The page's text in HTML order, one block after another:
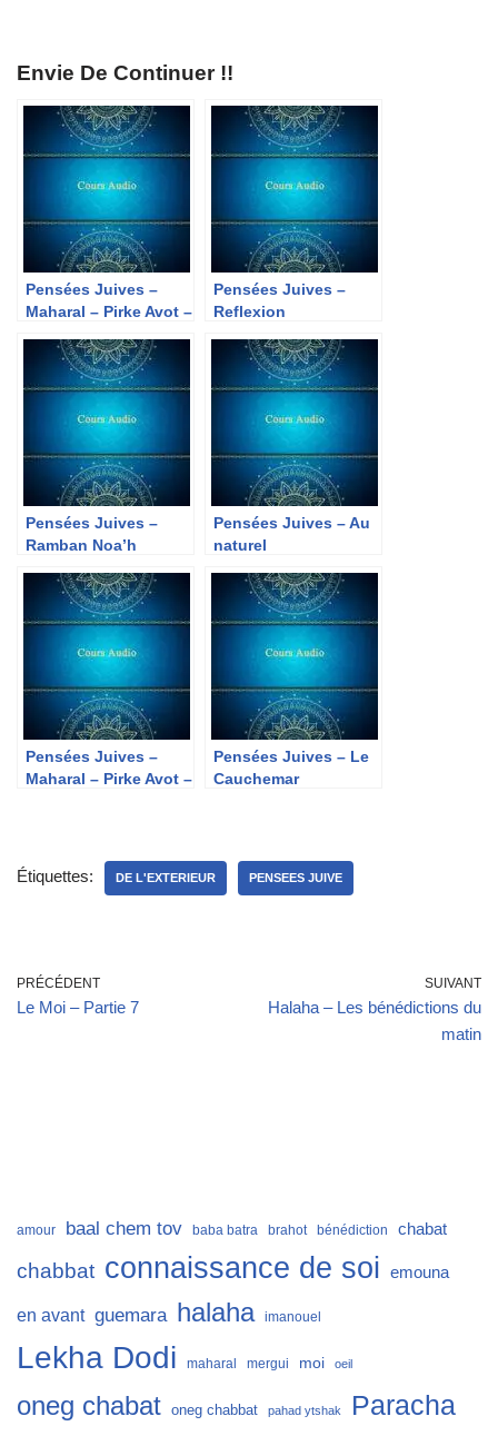
Envie De Continuer !!
Pensées Juives –
Maharal – Pirke Avot –
18Pensées Juives –
Pensées Juives –
Reflexion
Pensées Juives –
Ramban Noa’h
Pensées Juives – Au
naturel
Pensées Juives –
Maharal – Pirke Avot –
Pensées Juives – Le
Cauchemar
Étiquettes: DE L'EXTERIEUR PENSEES JUIVE
PRÉCÉDENT
Le Moi – Partie 7
SUIVANT
Halaha – Les bénédictions du
matin
amour baal chem tov baba batra brahot bénédiction chabat
chabbat connaissance de soi emouna
en avant guemara halaha imanouel
Lekha Dodi maharal mergui moi oeil
oneg chabat oneg chabbat pahad ytshak Paracha